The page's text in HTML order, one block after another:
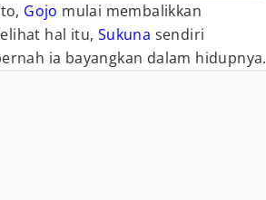
Gojo mulai membalikkan
hal itu, Sukuna sendiri
ia bayangkan dalam hidupnya.